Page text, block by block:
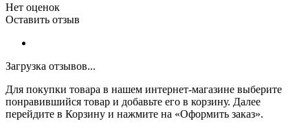
Нет оценок
Оставить отзыв
Загрузка отзывов...
Для покупки товара в нашем интернет-магазине выберите
понравившийся товар и добавьте его в корзину. Далее
перейдите в Корзину и нажмите на «Оформить заказ».